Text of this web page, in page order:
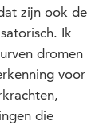
zijn ook de
Ik
dromen
voor
die